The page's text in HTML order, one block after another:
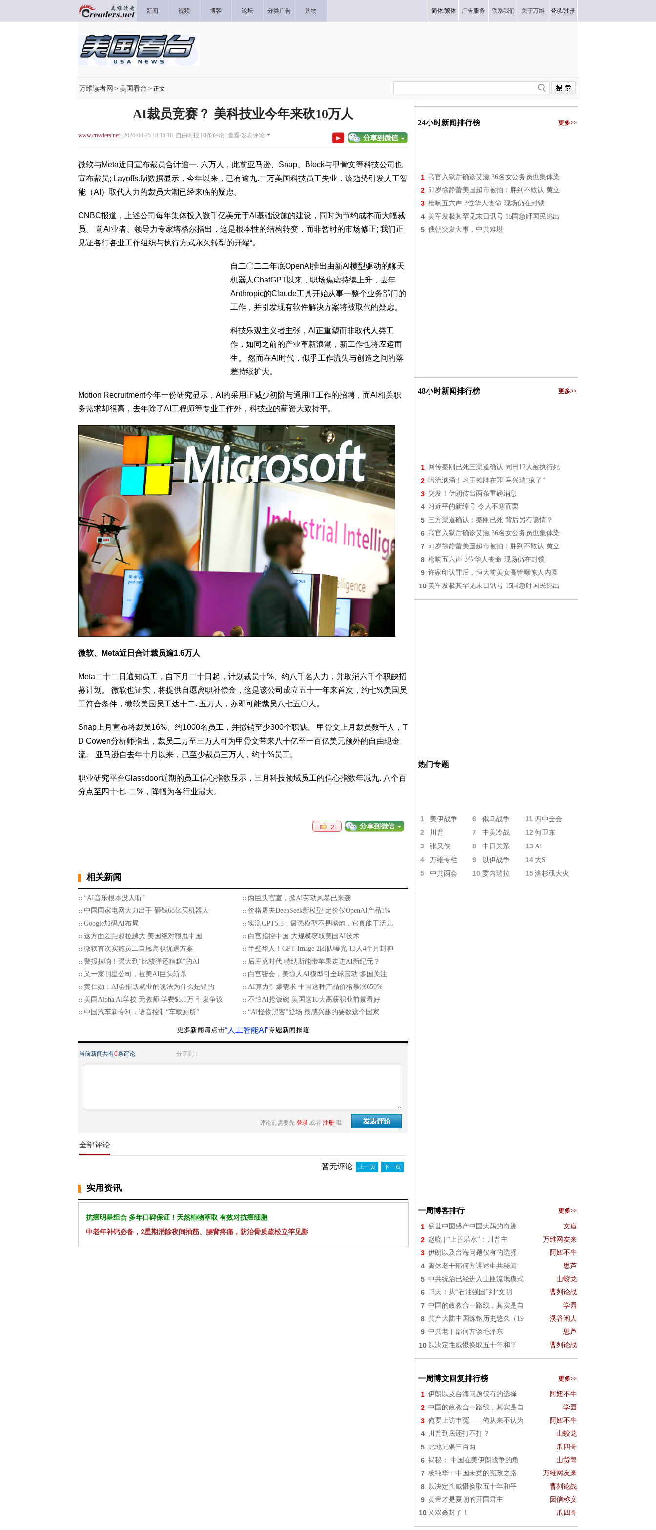
新闻 视频 博客 论坛 分类广告 购物 简体/繁体 广告服务 联系我们 关于万维 登录/注册
万维读者网 > 美国看台 > 正文
AI裁员竞赛？ 美科技业今年来砍10万人
www.creaders.net| 2026-04-25 18:15:10 自由时报 | 0条评论 | 查看/发表评论
微软与Meta近日宣布裁员合计逾一. 六万人，此前亚马逊、Snap、Block与甲骨文等科技公司也
宣布裁员; Layoffs.fyi数据显示，今年以来，已有逾九.二万美国科技员工失业，该趋势引发人工智
能（AI）取代人力的裁员大潮已经来临的疑虑。
CNBC报道，上述公司每年集体投入数千亿美元于AI基础设施的建设，同时为节约成本而大幅裁
员。 前AI业者、领导力专家塔格尔指出，这是根本性的结构转变，而非暂时的市场修正; 我们正
见证各行各业工作组织与执行方式永久转型的开端“。
自二〇二二年底OpenAI推出由新AI模型驱动的聊天
机器人ChatGPT以来，职场焦虑持续上升，去年
Anthropic的Claude工具开始从事一整个业务部门的
工作，并引发现有软件解决方案将被取代的疑虑。
科技乐观主义者主张，AI正重塑而非取代人类工
作，如同之前的产业革新浪潮，新工作也将应运而
生。 然而在AI时代，似乎工作流失与创造之间的落
差持续扩大。
Motion Recruitment今年一份研究显示，AI的采用正减少初阶与通用IT工作的招聘，而AI相关职
务需求却很高，去年除了AI工程师等专业工作外，科技业的薪资大致持平。
微软、Meta近日合计裁员逾1.6万人
Meta二十二日通知员工，自下月二十日起，计划裁员十%、约八千名人力，并取消六千个职缺招
募计划。 微软也证实，将提供自愿离职补偿金，这是该公司成立五十一年来首次，约七%美国员
工符合条件，微软美国员工达十二. 五万人，亦即可能裁员八七五〇人。
Snap上月宣布将裁员16%、约1000名员工，并撤销至少300个职缺。 甲骨文上月裁员数千人，T
D Cowen分析师指出，裁员二万至三万人可为甲骨文带来八十亿至一百亿美元额外的自由现金
流。 亚马逊自去年十月以来，已至少裁员三万人，约十%员工。
职业研究平台Glassdoor近期的员工信心指数显示，三月科技领域员工的信心指数年减九. 八个百
分点至四十七. 二%，降幅为各行业最大。
2
相关新闻
“AI音乐根本没人听”
两巨头官宣，掀AI劳动风暴已来袭
中国国家电网大力出手 砸钱68亿买机器人
价格屠夫DeepSeek新模型 定价仅OpenAI产品1%
Google加码AI布局
实测GPT5.5：最强模型不是嘴炮，它真能干活儿
这方面差距越拉越大 美国绝对狠甩中国
白宫指控中国 大规模窃取美国AI技术
微软首次实施员工自愿离职优退方案
半壁华人！GPT Image 2团队曝光 13人4个月封神
警报拉响！强大到“比核弹还糟糕”的AI
后库克时代 特纳斯能带苹果走进AI新纪元？
又一家明星公司，被美AI巨头斩杀
白宫密会，美惊人AI模型引全球震动 多国关注
黄仁勋：AI会摧毁就业的说法为什么是错的
AI算力引爆需求 中国这种产品价格暴涨650%
美国Alpha AI学校 无教师 学费$5.5万 引发争议
不怕AI抢饭碗 美国这10大高薪职业前景看好
中国汽车新专利：语音控制“车载厕所”
“AI怪物黑客”登场 最感兴趣的要数这个国家
“人工智能AI”
当前新闻共有0条评论 分享到：
评论前需要先 登录 或者 注册 哦
全部评论
暂无评论 上一页 下一页
实用资讯
抗癌明星组合 多年口碑保证！天然植物萃取 有效对抗癌细胞
中老年补钙必备，2星期消除夜间抽筋、腰背疼痛，防治骨质疏松立竿见影
24小时新闻排行榜 更多>>
1 高官入狱后确诊艾滋 36名女公务员也集体染
2 51岁徐静蕾美国超市被拍：胖到不敢认 黄立
3 枪响五六声 3位华人丧命 现场仍在封锁
4 美军发极其罕见末日讯号 15国急吁国民逃出
5 俄朝突发大事，中共难堪
48小时新闻排行榜 更多>>
1 网传秦刚已死三渠道确认 同日12人被执行死
2 暗流汹涌！习王摊牌在即 马兴瑞“疯了”
3 突发！伊朗传出两条重磅消息
4 习近平的新绰号 令人不寒而栗
5 三方渠道确认：秦刚已死 背后另有隐情？
6 高官入狱后确诊艾滋 36名女公务员也集体染
7 51岁徐静蕾美国超市被拍：胖到不敢认 黄立
8 枪响五六声 3位华人丧命 现场仍在封锁
9 许家印认罪后，恒大前美女高管曝惊人内幕
10 美军发极其罕见末日讯号 15国急吁国民逃出
热门专题
1 美伊战争 6 俄乌战争 11 四中全会
2 川普 7 中美冷战 12 何卫东
3 张又侠 8 中日关系 13 AI
4 万维专栏 9 以伊战争 14 大S
5 中共两会 10 委内瑞拉 15 洛杉矶大火
一周博客排行 更多>>
1 盛世中国盛产中国大妈的奇迹 文庙
2 赵晓 | “上善若水”：川普主 万维网友来
3 伊朗以及台海问题仅有的选择 阿妞不牛
4 离休老干部何方讲述中共秘闻 思芦
5 中共统治已经进入土匪流氓模式 山蛟龙
6 13天：从“石油强国”到“文明 曹刿论战
7 中国的政教合一路线，其实是自 学园
8 共产大陆中国炼钢历史悠久（19 溪谷闲人
9 中共老干部何方谈毛泽东 思芦
10 以决定性威慑换取五十年和平 曹刿论战
一周博文回复排行榜 更多>>
1 伊朗以及台海问题仅有的选择 阿妞不牛
2 中国的政教合一路线，其实是自 学园
3 俺要上访申冤——俺从来不认为 阿妞不牛
4 川普到底还打不打？ 山蛟龙
5 此地无银三百两 爪四哥
6 揭秘： 中国在美伊朗战争的角 山货郎
7 杨纯华：中国未竟的宪政之路 万维网友来
8 以决定性威慑换取五十年和平 曹刿论战
9 黄帝才是夏朝的开国君主 因信称义
10 又双叒封了！ 爪四哥